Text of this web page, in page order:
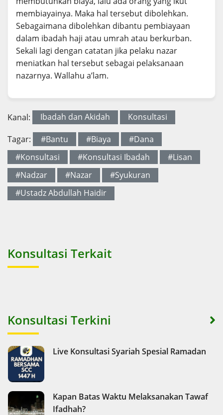
membiayainya. Maka hal tersebut dibolehkan.
Sebagaimana dibolehkan dibantu pembiayaan
dalam ibadah haji atau umrah atau berkurban.
Sekali lagi dengan catatan jika pelaku nazar
meniatkan hal tersebut sebagai pelaksanaan
nazarnya. Wallahu a’lam.
Kanal: Ibadah dan Akidah Konsultasi
Tagar: #Bantu #Biaya
#Dana
#Konsultasi
#Konsultasi Ibadah
#Lisan
#Nadzar
#Nazar
#Syukuran
#Ustadz Abdullah Haidir
Konsultasi Terkait
Konsultasi Terkini
Live Konsultasi Syariah Spesial Ramadan
Kapan Batas Waktu Melaksanakan Tawaf
Ifadhah?